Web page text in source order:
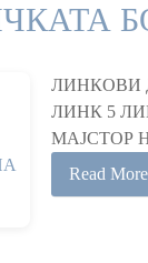
ЛИНКОВИ
ЛИНК 5
МАЈСТОР
Read More